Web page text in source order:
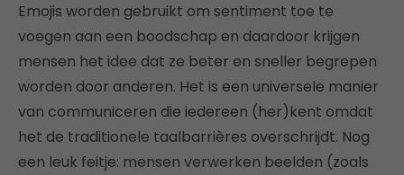
Emojis worden gebruikt om sentiment toe te
voegen aan een boodschap en daardoor krijgen
mensen het idee dat ze beter en sneller begrepen
worden door anderen. Het is een universele manier
van communiceren die iedereen (her)kent omdat
het de traditionele taalbarrières overschrijdt. Nog
een leuk feitje: mensen verwerken beelden (zoals